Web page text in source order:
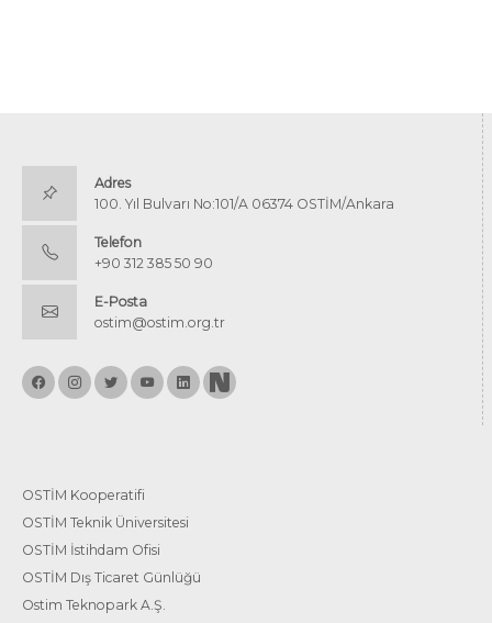
Adres
100. Yıl Bulvarı No:101/A 06374 OSTİM/Ankara
Telefon
+90 312 385 50 90
E-Posta
ostim@ostim.org.tr
OSTİM Kooperatifi
OSTİM Teknik Üniversitesi
OSTİM İstihdam Ofisi
OSTİM Dış Ticaret Günlüğü
Ostim Teknopark A.Ş.